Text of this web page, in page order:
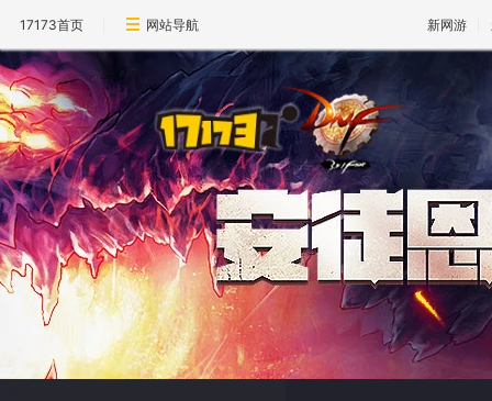
17173首页 网站导航 新网游